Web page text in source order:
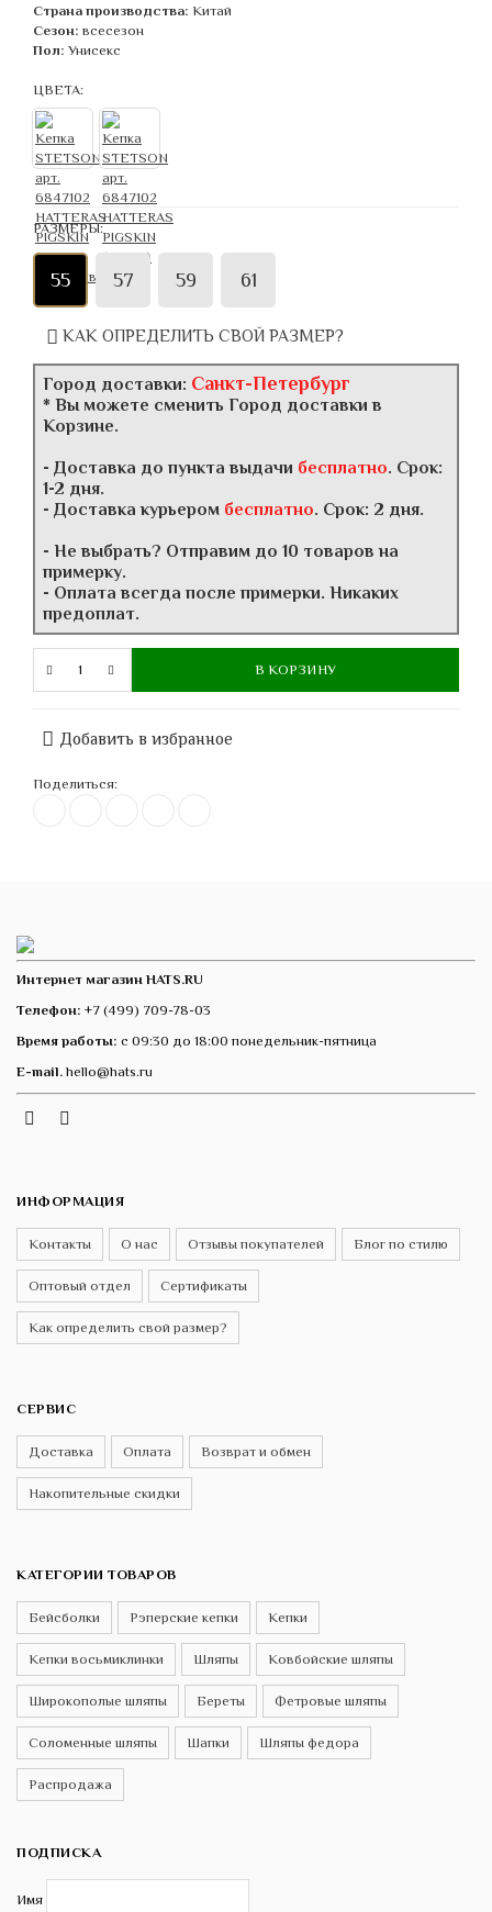
Страна производства: Китай
Сезон: всесезон
Пол: Унисекс
ЦВЕТА:
РАЗМЕРЫ:
55 57 59 61
КАК ОПРЕДЕЛИТЬ СВОЙ РАЗМЕР?
Город доставки: Санкт-Петербург
* Вы можете сменить Город доставки в
Корзине.
- Доставка до пункта выдачи бесплатно. Срок:
1-2 дня.
- Доставка курьером бесплатно. Срок: 2 дня.
- Не выбрать? Отправим до 10 товаров на
примерку.
- Оплата всегда после примерки. Никаких
предоплат.
В КОРЗИНУ
Добавить в избранное
Поделиться:
Интернет магазин HATS.RU
Телефон: +7 (499) 709-78-03
Время работы: с 09:30 до 18:00 понедельник-пятница
E-mail. hello@hats.ru
Instagram
ИНФОРМАЦИЯ
Контакты О нас Отзывы покупателей Блог по стилю
Оптовый отдел Сертификаты
Как определить свой размер?
СЕРВИС
Доставка Оплата Возврат и обмен
Накопительные скидки
КАТЕГОРИИ ТОВАРОВ
Бейсболки Рэперские кепки Кепки
Кепки восьмиклинки Шляпы Ковбойские шляпы
Широкополые шляпы Береты Фетровые шляпы
Соломенные шляпы Шапки Шляпы федора
Распродажа
ПОДПИСКА
Имя